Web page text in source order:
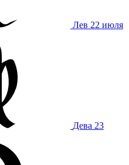
Лев 22 июля
Дева 23